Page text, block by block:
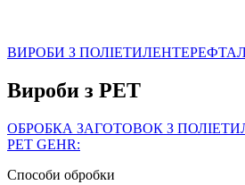
ВИРОБИ З
Вироби з PET
ОБРОБКА ЗАГОТОВОК З
PET GEHR:
Способи обробки